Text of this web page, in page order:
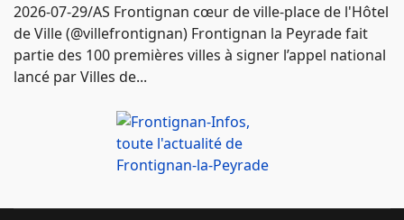
2026-07-29/AS Frontignan cœur de ville-place de l'Hôtel
de Ville (@villefrontignan) Frontignan la Peyrade fait
partie des 100 premières villes à signer l’appel national
lancé par Villes de...